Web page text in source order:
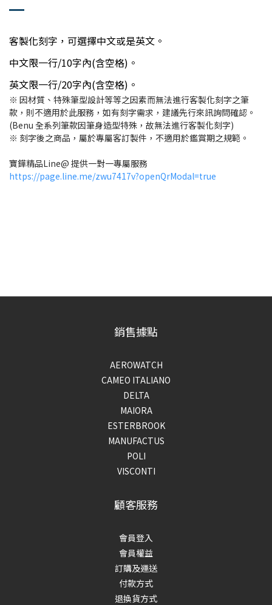
客製化刻字，可選擇中文或是英文。
中文限一行/10字內(含空格)。
英文限一行/20字內(含空格)。
※ 因材質、特殊筆型設計等等之因素而無法進行客製化刻字之筆
款，則不適用於此服務，如有刻字需求，建議先行來訊詢問確認。
(Benu 全系列筆款因筆身造型特殊，故無法進行客製化刻字)
※ 刻字後之商品，屬於專屬客訂製件，不適用於鑑賞期之規範。
寶鏵精品Line@ 提供一對一專屬服務
https://page.line.me/zwu7417v?openQrModal=true
銷售據點
AEROWATCH
CAMEO ITALIANO
DELTA
MAIORA
ESTERBROOK
MANUFACTUS
POLI
VISCONTI
顧客服務
會員登入
會員權益
訂購及運送
付款方式
退換貨方式